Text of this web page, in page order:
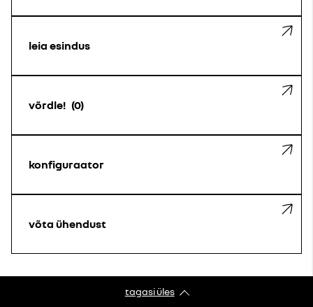
leia esindus
võrdle! 0
konfiguraator
võta ühendust
tagasi üles